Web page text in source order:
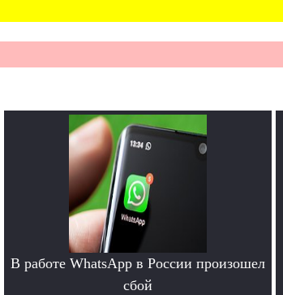
В работе WhatsApp в России произошел
сбой